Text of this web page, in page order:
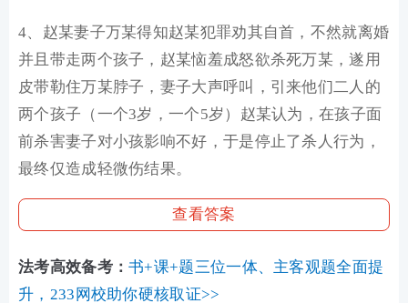
4、赵某妻子万某得知赵某犯罪劝其自首，不然就离婚
并且带走两个孩子，赵某恼羞成怒欲杀死万某，遂用
皮带勒住万某脖子，妻子大声呼叫，引来他们二人的
两个孩子（一个3岁，一个5岁）赵某认为，在孩子面
前杀害妻子对小孩影响不好，于是停止了杀人行为，
最终仅造成轻微伤结果。
查看答案
法考高效备考：书+课+题三位一体、主客观题全面提
升，233网校助你硬核取证>>